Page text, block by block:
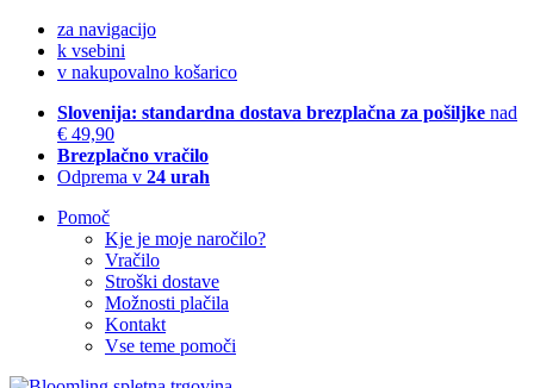
za navigacijo
k vsebini
v nakupovalno košarico
Slovenija: standardna dostava brezplačna za pošiljke nad
€ 49,90
Brezplačno vračilo
Odprema v 24 urah
Pomoč
Kje je moje naročilo?
Vračilo
Stroški dostave
Možnosti plačila
Kontakt
Vse teme pomoči